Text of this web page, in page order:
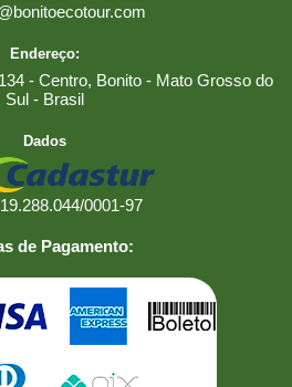
Endereço:
- Centro, Bonito - Mato Grosso do
Sul - Brasil
Dados
0001-97
de Pagamento: